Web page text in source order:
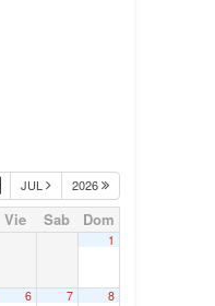
JUL 2026
Vie Sab Dom
1
6 7 8